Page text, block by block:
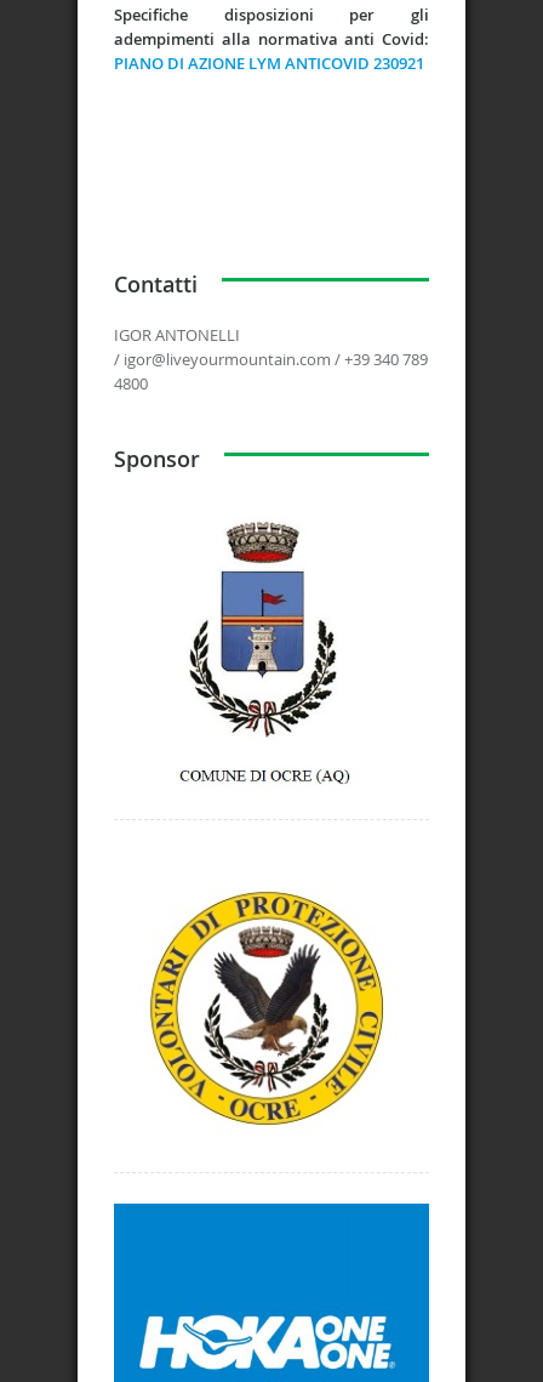
Specifiche disposizioni per gli
adempimenti alla normativa anti Covid:
PIANO DI AZIONE LYM ANTICOVID 230921
Contatti
IGOR ANTONELLI
/ igor@liveyourmountain.com / +39 340 789
4800
Sponsor